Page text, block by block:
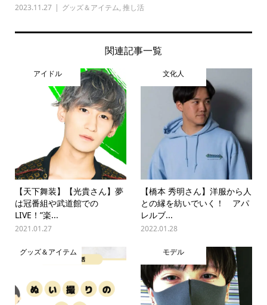
2023.11.27 グッズ＆アイテム, 推し活
関連記事一覧
アイドル
【天下舞装】【光貴さん】夢
は冠番組や武道館での
LIVE！”楽...
2021.01.27
文化人
【橋本 秀明さん】洋服から人
との縁を紡いでいく！ アパ
レルブ...
2022.01.28
グッズ＆アイテム モデル